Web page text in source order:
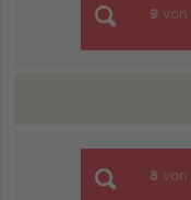
9 von
8 von